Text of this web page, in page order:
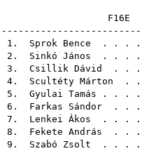
1. Sprok Bence . . .
2. Sinkó János . . .
3. Csillik Dávid . .
4. Scultéty Márton .
5. Gyulai Tamás . . .
6. Farkas Sándor . .
7. Lenkei Ákos . . .
8. Fekete András . .
9. Szabó Zsolt . . .